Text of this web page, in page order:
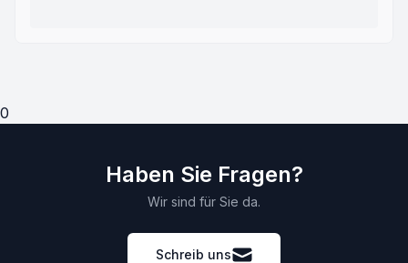
0
Haben Sie Fragen?
Wir sind für Sie da.
Schreib uns